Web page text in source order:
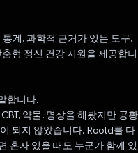
계, 과학적 근거가 있는 도구,
형 정신 건강 지원을 제공합니
합니다.
약물, 명상을 해봤지만 공황
되지 않았습니다. Rootd를 다
혼자 있을 때도 누군가 함께 있